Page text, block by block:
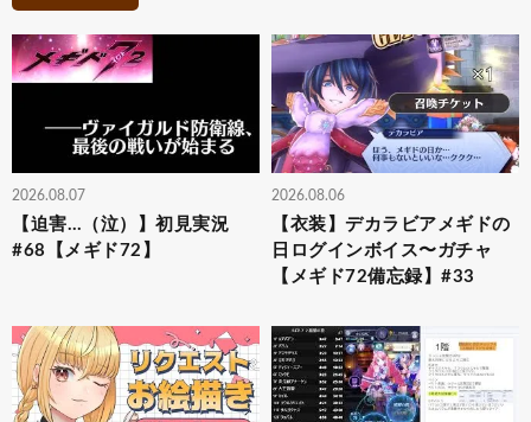
2026.08.07
【迫害…（泣）】初見実況
#68【メギド72】
2026.08.06
【衣装】デカラビアメギドの
日ログインボイス〜ガチャ
【メギド72備忘録】#33